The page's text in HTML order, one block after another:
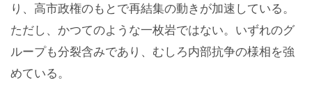
り、高市政権のもとで再結集の動きが加速している。
ただし、かつてのような一枚岩ではない。いずれのグ
ループも分裂含みであり、むしろ内部抗争の様相を強
めている。